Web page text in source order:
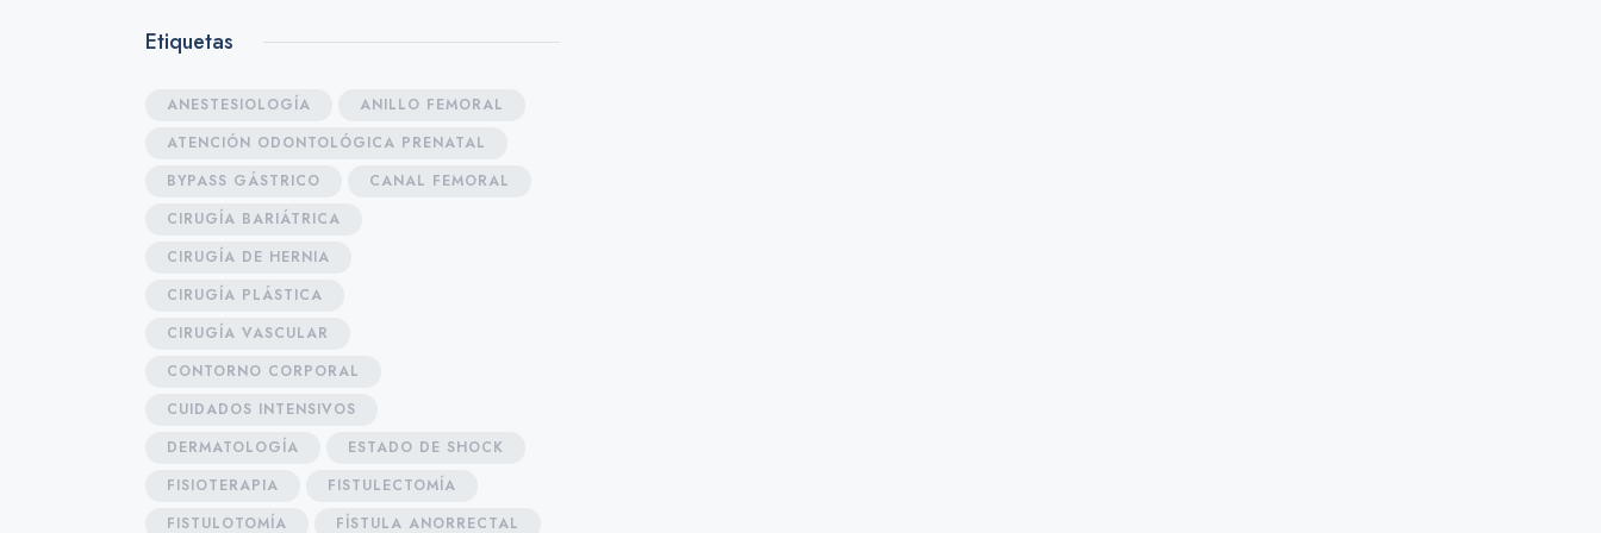
Etiquetas
ANESTESIOLOGÍA
ANILLO FEMORAL
ATENCIÓN ODONTOLÓGICA PRENATAL
BYPASS GÁSTRICO
CANAL FEMORAL
CIRUGÍA BARIÁTRICA
CIRUGÍA DE HERNIA
CIRUGÍA PLÁSTICA
CIRUGÍA VASCULAR
CONTORNO CORPORAL
CUIDADOS INTENSIVOS
DERMATOLOGÍA
ESTADO DE SHOCK
FISIOTERAPIA
FISTULECTOMÍA
FISTULOTOMÍA
FÍSTULA ANORRECTAL